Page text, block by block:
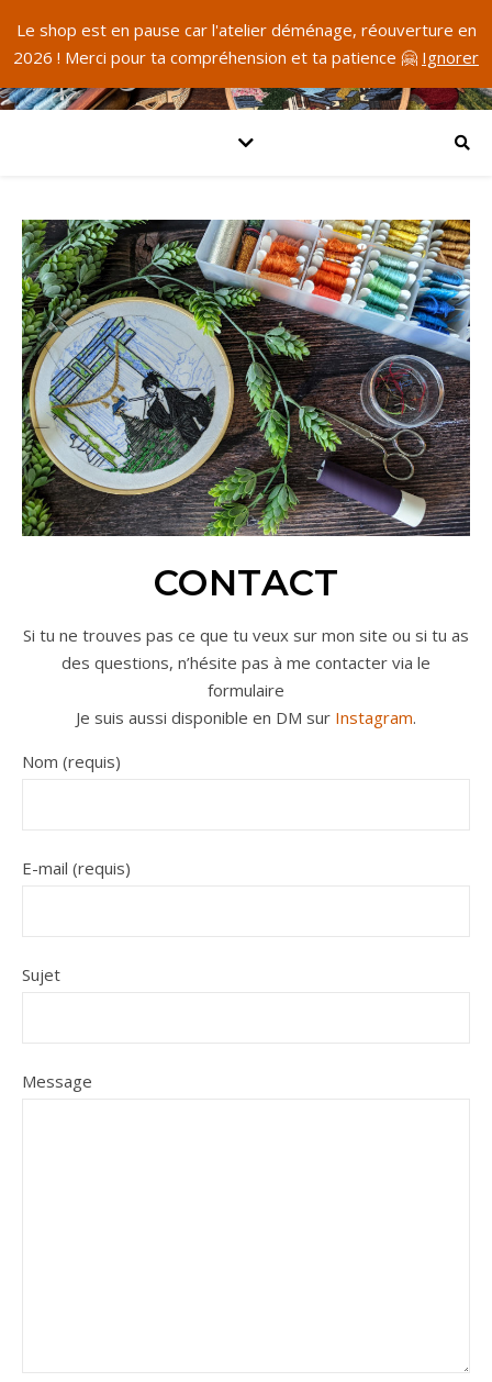
Le shop est en pause car l'atelier déménage, réouverture en
2026 ! Merci pour ta compréhension et ta patience 🤗 Ignorer
CONTACT
Si tu ne trouves pas ce que tu veux sur mon site ou si tu as
des questions, n’hésite pas à me contacter via le
formulaire
Je suis aussi disponible en DM sur Instagram.
Nom (requis)
E-mail (requis)
Sujet
Message